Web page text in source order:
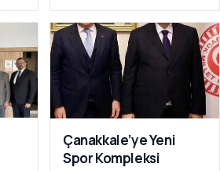
Çanakkale’ye Yeni
Spor Kompleksi